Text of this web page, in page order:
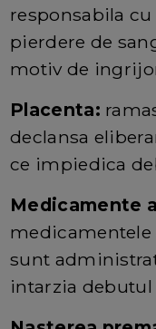
responsabila
pierdere de
motiv de
Placenta:
declansa
ce impiedica
Medicamente
medicamentele
sunt
intarzia debutul